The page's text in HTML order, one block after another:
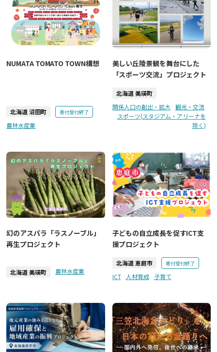
NUMATA TOMATO TOWN構想
北海道 沼田町 寄付受付終了
農林水産業
美しい丘陵景観を舞台にした
「スポーツ交流」プロジェクト
北海道 美瑛町
関係人口の創出・拡大
観光・交流
スポーツ(スタジアム・アリーナを
除く)
幻のアスパラ「ラスノーブル」
再生プロジェクト
北海道 美瑛町 農林水産業
子どもの自立成長を促すICT支
援プロジェクト
北海道 恵庭市 寄付受付終了
ICT 人材育成 子育て